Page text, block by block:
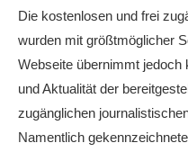
Die kostenlosen und frei
wurden mit größtmöglicher
Webseite übernimmt jedoch
und Aktualität der
zugänglichen
Namentlich